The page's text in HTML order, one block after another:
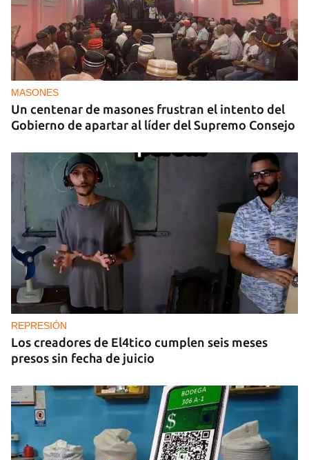
NICARAGUA
EE UU propone a la OEA convocar a los
cancilleres para "tomar medidas" contra las
decisiones de Ortega
MASONES
Un centenar de masones frustran el intento del
Gobierno de apartar al líder del Supremo Consejo
REPRESIÓN
Los creadores de El4tico cumplen seis meses
presos sin fecha de juicio